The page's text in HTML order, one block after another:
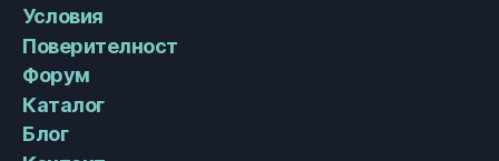
Условия
Поверителност
Форум
Каталог
Блог